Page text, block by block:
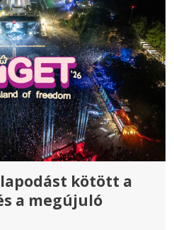
kötött a
a megújuló